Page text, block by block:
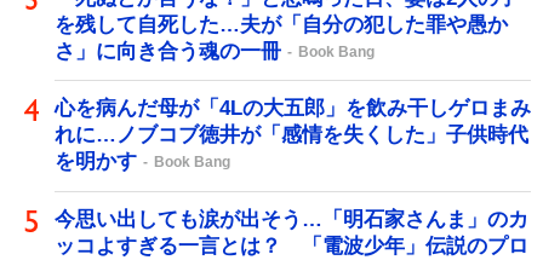
を残して自死した…夫が「自分の犯した罪や愚か
さ」に向き合う魂の一冊
Book Bang
心を病んだ母が「4Lの大五郎」を飲み干しゲロまみ
れに…ノブコブ徳井が「感情を失くした」子供時代
を明かす
Book Bang
今思い出しても涙が出そう…「明石家さんま」のカ
ッコよすぎる一言とは？ 「電波少年」伝説のプロ